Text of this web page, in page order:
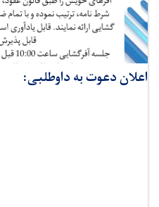
اعلان دعوت به داوطلبی: